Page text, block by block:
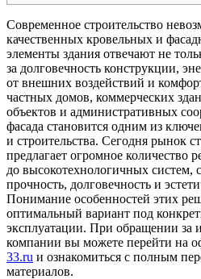
Современное строительство
качественных кровельных и
элементы здания отвечают не
за долговечность конструкции,
от внешних воздействий и
частных домов, коммерческих
объектов и административных
фасада становится одним из
и строительства. Сегодня рынок
предлагает огромное количество
до высокотехнологичных систем,
прочность, долговечность и
Понимание особенностей этих
оптимальный вариант под
эксплуатации. При обращении за
компании вы можете перейти на
33.ru и ознакомиться с полным
материалов.